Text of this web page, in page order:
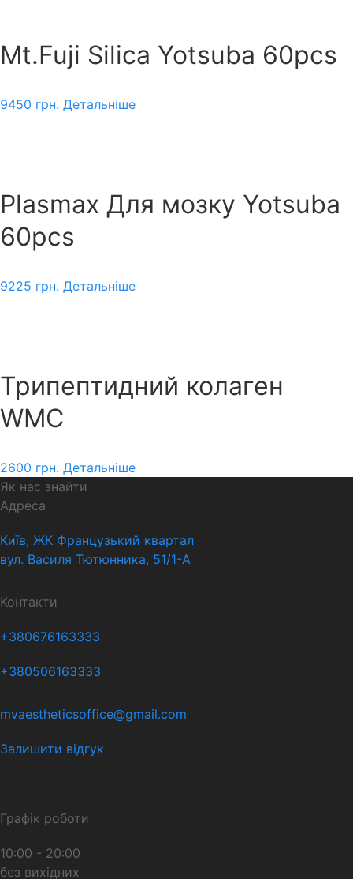
Mt.Fuji Silica Yotsuba 60pcs
9450 грн. Детальніше
Plasmax Для мозку Yotsuba
60pcs
9225 грн. Детальніше
Трипептидний колаген
WMC
2600 грн. Детальніше
Як нас знайти
Адреса
Київ, ЖК Французький квартал
вул. Василя Тютюнника, 51/1-А
Контакти
+380676163333
+380506163333
mvaestheticsoffice@gmail.com
Залишити відгук
Графік роботи
10:00 - 20:00
без вихідних